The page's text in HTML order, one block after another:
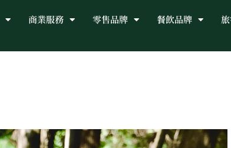
商業服務 零售品牌 餐飲品牌